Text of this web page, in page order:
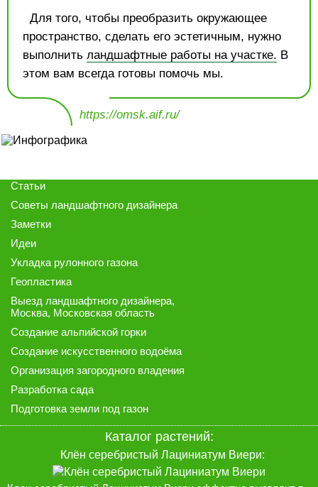
Для того, чтобы преобразить окружающее
пространство, сделать его эстетичным, нужно
выполнить ландшафтные работы на участке. В
этом вам всегда готовы помочь мы.
https://omsk.aif.ru/
Статьи
Советы ландшафтного дизайнера
Заметки
Идеи
Укладка рулонного газона
Геопластика
Выезд ландшафтного дизайнера,
Москва, Московская область
Создание альпийской горки
Создание искусственного водоёма
Организация загородного владения
Разработка сада
Подготовка земли под газон
Каталог растений:
Клён серебристый Лациниатум Виери: